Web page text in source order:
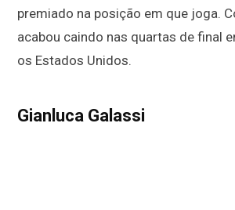
premiado na posição em que joga.
acabou caindo nas quartas de final
os Estados Unidos.
Gianluca Galassi